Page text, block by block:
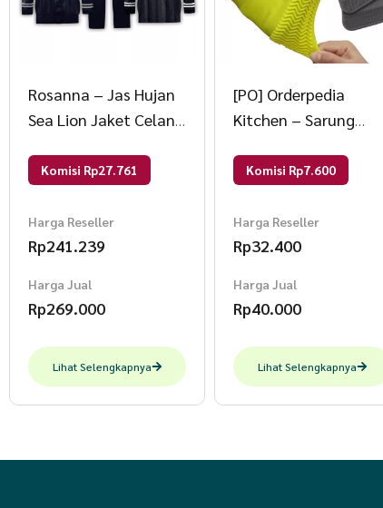
Rosanna – Jas Hujan
Sea Lion Jaket Celana
Komisi Rp27.761
Harga Reseller
Rp241.239
Harga Jual
Rp269.000
Lihat Selengkapnya
[PO] Orderpedia
Kitchen – Sarung
Serbaguna Random
Komisi Rp7.600
Harga Reseller
Rp32.400
Harga Jual
Rp40.000
Lihat Selengkapnya